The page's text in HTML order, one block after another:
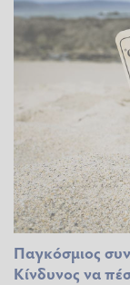
Παγκόσμιος
Κίνδυνος να